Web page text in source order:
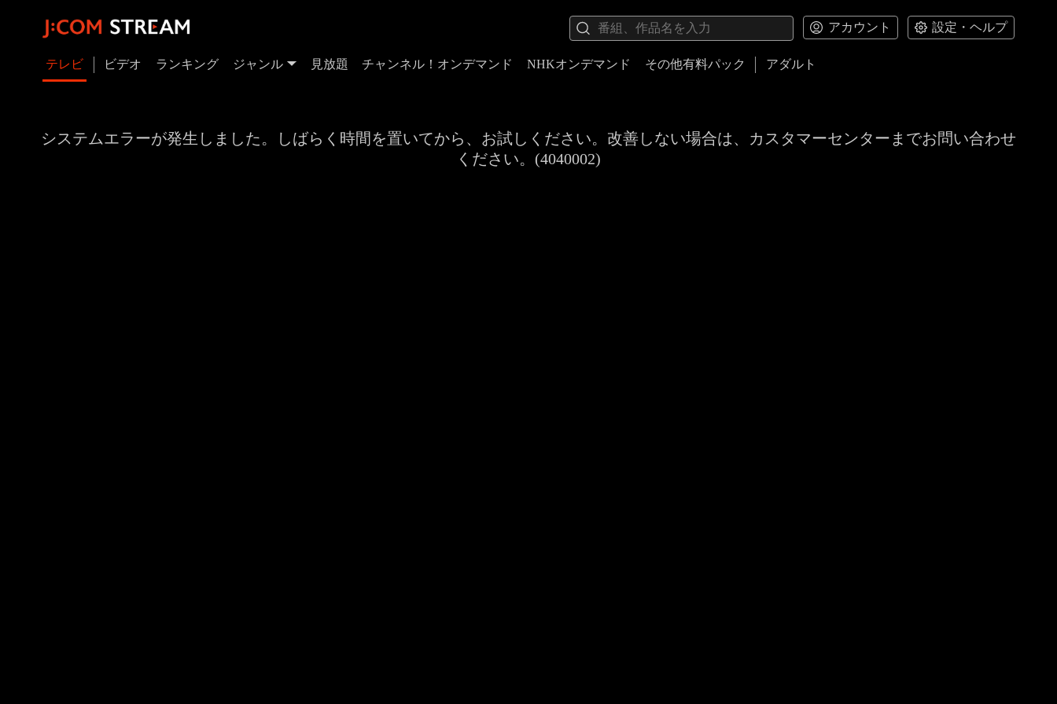
アカウント 設定・ヘルプ
テレビ ビデオ ランキング ジャンル 見放題 チャンネル！オンデマンド NHKオンデマンド その他有料パック アダルト
システムエラーが発生しました。しばらく時間を置いてから、お試しください。改善しない場合は、カスタマーセンターまでお問い合わせ
ください。(4040002)